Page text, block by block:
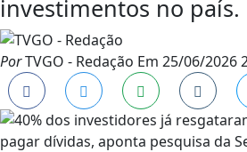
investimentos no país.
PorTVGO - Redação Em 25/06/2026